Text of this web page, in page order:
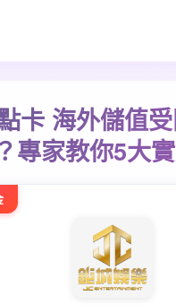
卡 海外儲值
專家教你5大